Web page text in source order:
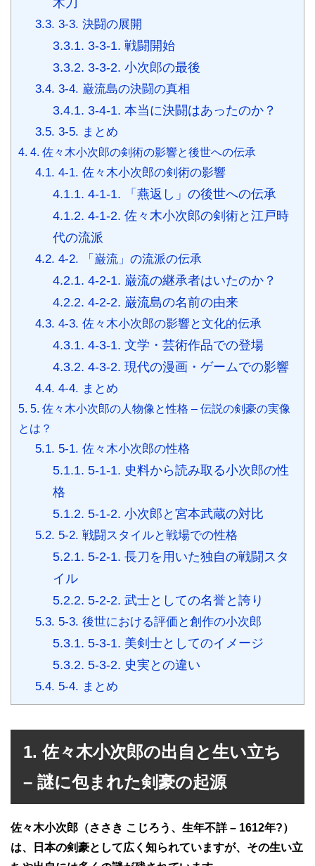
3.3. 3-3. 決闘の展開
3.3.1. 3-3-1. 戦闘開始
3.3.2. 3-3-2. 小次郎の最後
3.4. 3-4. 巌流島の決闘の真相
3.4.1. 3-4-1. 本当に決闘はあったのか？
3.5. 3-5. まとめ
4. 4. 佐々木小次郎の剣術の影響と後世への伝承
4.1. 4-1. 佐々木小次郎の剣術の影響
4.1.1. 4-1-1. 「燕返し」の後世への伝承
4.1.2. 4-1-2. 佐々木小次郎の剣術と江戸時
代の流派
4.2. 4-2. 「巌流」の流派の伝承
4.2.1. 4-2-1. 巌流の継承者はいたのか？
4.2.2. 4-2-2. 巌流島の名前の由来
4.3. 4-3. 佐々木小次郎の影響と文化的伝承
4.3.1. 4-3-1. 文学・芸術作品での登場
4.3.2. 4-3-2. 現代の漫画・ゲームでの影響
4.4. 4-4. まとめ
5. 5. 佐々木小次郎の人物像と性格 – 伝説の剣豪の実像
とは？
5.1. 5-1. 佐々木小次郎の性格
5.1.1. 5-1-1. 史料から読み取る小次郎の性
格
5.1.2. 5-1-2. 小次郎と宮本武蔵の対比
5.2. 5-2. 戦闘スタイルと戦場での性格
5.2.1. 5-2-1. 長刀を用いた独自の戦闘スタ
イル
5.2.2. 5-2-2. 武士としての名誉と誇り
5.3. 5-3. 後世における評価と創作の小次郎
5.3.1. 5-3-1. 美剣士としてのイメージ
5.3.2. 5-3-2. 史実との違い
5.4. 5-4. まとめ
1. 佐々木小次郎の出自と生い立ち
– 謎に包まれた剣豪の起源
佐々木小次郎（ささき こじろう、生年不詳 – 1612年?）
は、日本の剣豪として広く知られていますが、その生い立